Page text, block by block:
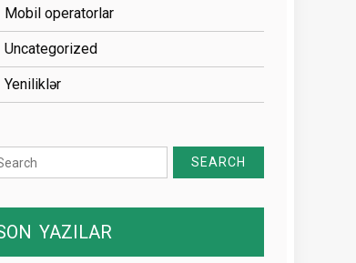
Mobil operatorlar
Uncategorized
Yeniliklər
YAZILAR